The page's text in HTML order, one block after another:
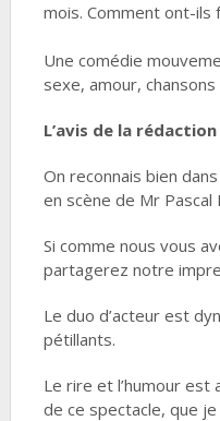
mois. Comment ont-ils
Une comédie
sexe, amour,
L’avis de la rédaction
On reconnais bien
en scène de Mr Pascal
Si comme nous vous
partagerez notre
Le duo d’acteur est
pétillants.
Le rire et l’humour
de ce spectacle, que